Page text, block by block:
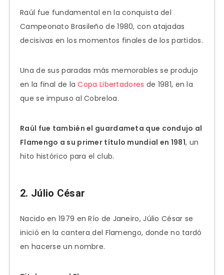
Raúl fue fundamental en la conquista del
Campeonato Brasileño de 1980, con atajadas
decisivas en los momentos finales de los partidos.
Una de sus paradas más memorables se produjo
en la final de laCopa Libertadores de 1981, en la
que se impuso al Cobreloa.
Raúl fue también el guardameta que condujo al
Flamengo a su primer título mundial en 1981, un
hito histórico para el club.
2. Júlio César
Nacido en 1979 en Río de Janeiro, Júlio César se
inició en la cantera del Flamengo, donde no tardó
en hacerse un nombre.